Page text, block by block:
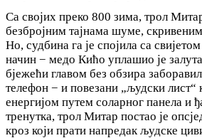
Са својих преко 800 зима, трол
безбројним тајнама шуме,
Но, судбина га је спојила са
начин − медо Кићо уплашио је
бјежећи главом без обзира
телефон − и повезани „људски лист“
енергијом путем соларног панела и
тренутка, трол Митар постао је
кроз који прати напредак људске